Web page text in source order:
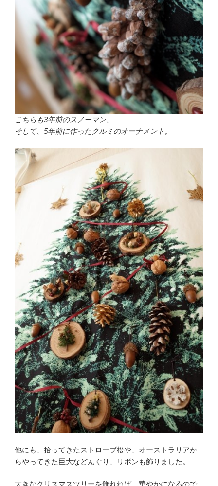
こちらも3年前のスノーマン、
そして、5年前に作ったクルミのオーナメント。
他にも、拾ってきたストローブ松や、オーストラリアか
らやってきた巨大などんぐり、リボンも飾りました。
大きなクリスマスツリーを飾れれば、華やかになるので